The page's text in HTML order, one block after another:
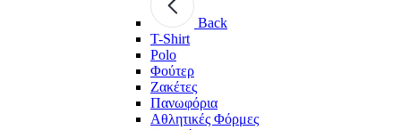
Back
T-Shirt
Polo
Φούτερ
Ζακέτες
Πανωφόρια
Αθλητικές Φόρμες